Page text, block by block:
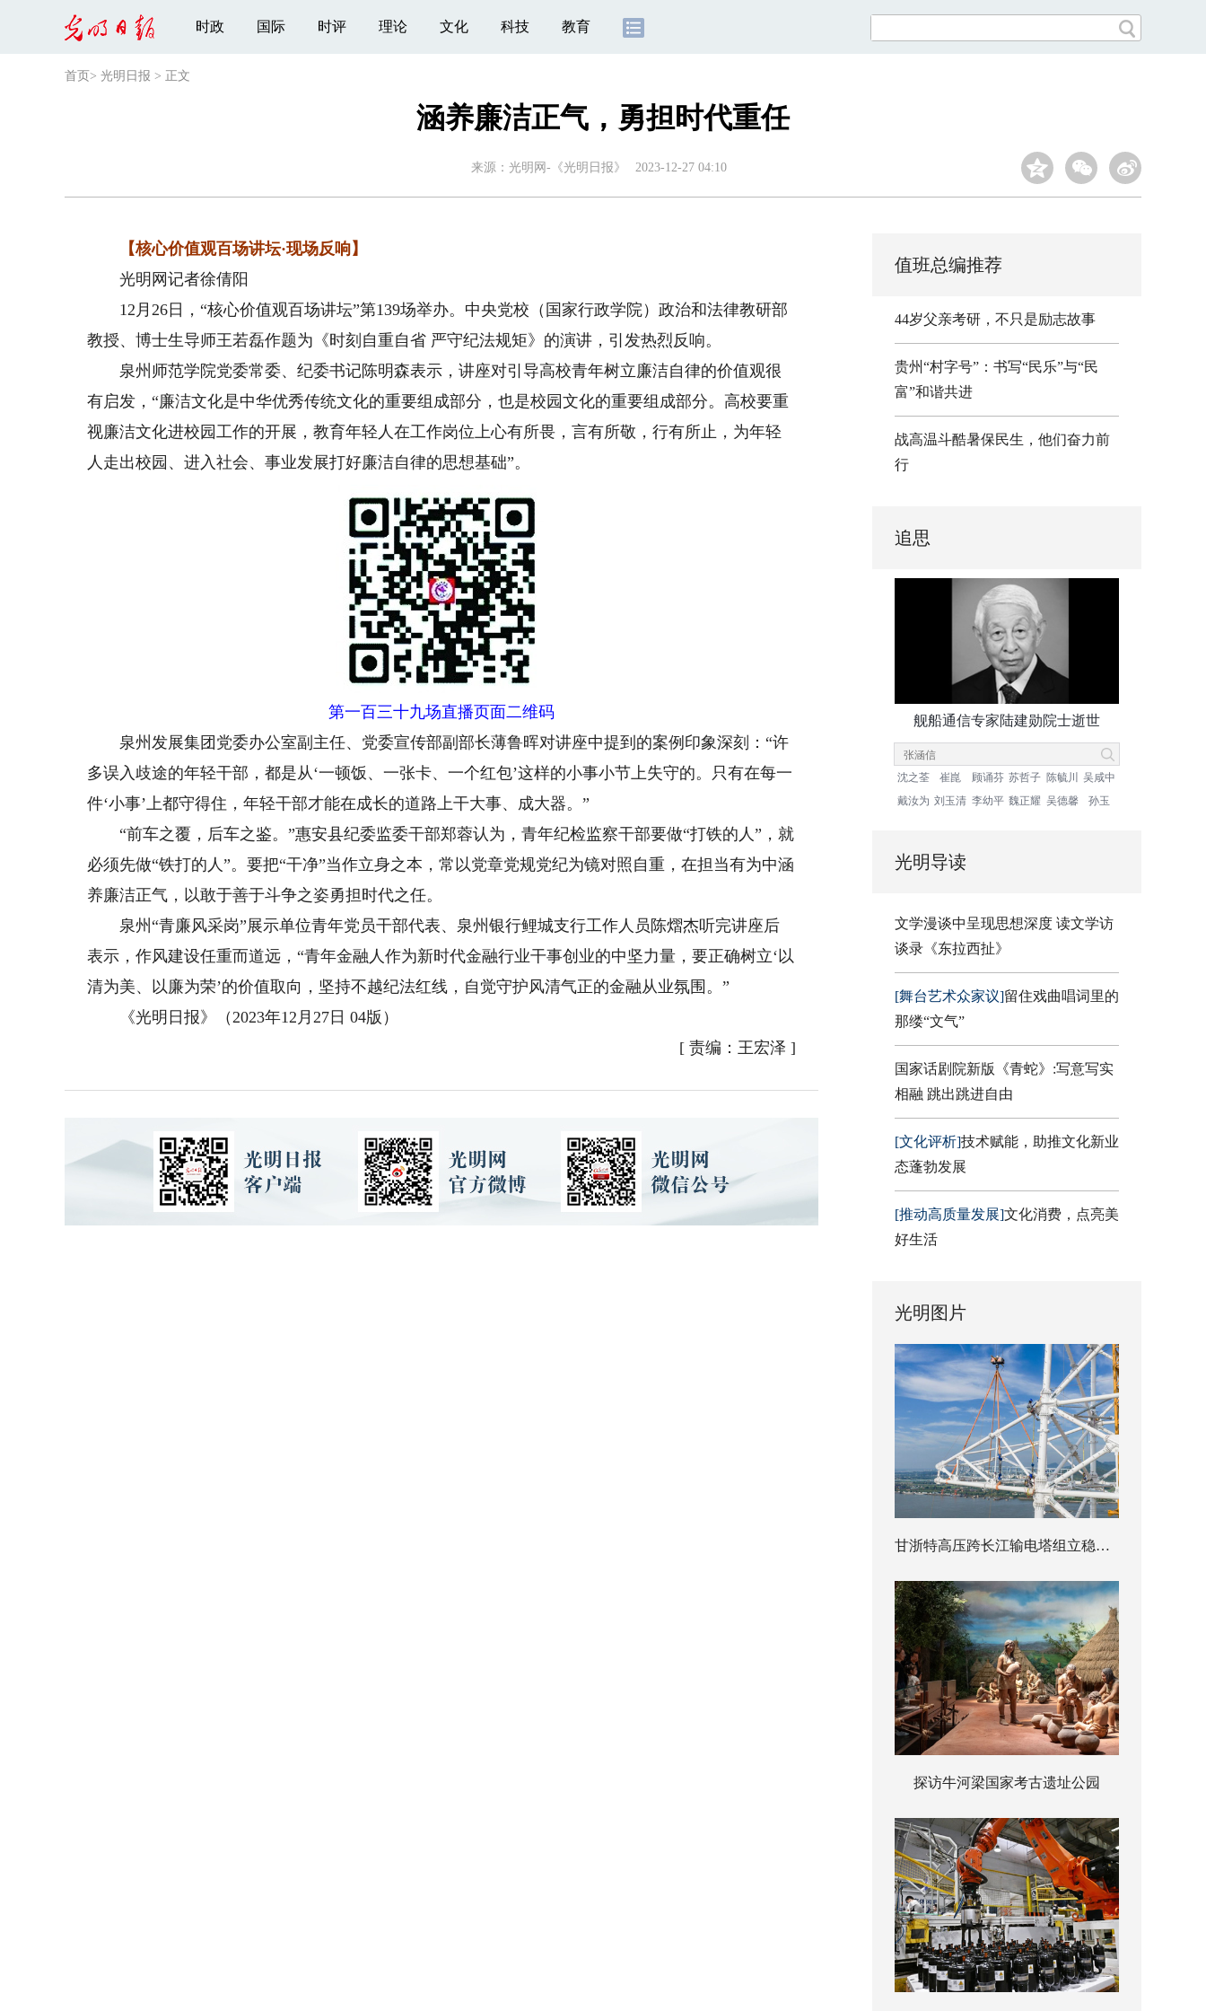
时政 国际 时评 理论 文化 科技 教育
首页 > 光明日报 > 正文
涵养廉洁正气，勇担时代重任
来源： 光明网-《光明日报》 2023-12-27 04:10
【核心价值观百场讲坛·现场反响】
光明网记者徐倩阳
12月26日，“核心价值观百场讲坛”第139场举办。中央党校（国家行政学院）政治和法律教研部
教授、博士生导师王若磊作题为《时刻自重自省 严守纪法规矩》的演讲，引发热烈反响。
泉州师范学院党委常委、纪委书记陈明森表示，讲座对引导高校青年树立廉洁自律的价值观很
有启发，“廉洁文化是中华优秀传统文化的重要组成部分，也是校园文化的重要组成部分。高校要重
视廉洁文化进校园工作的开展，教育年轻人在工作岗位上心有所畏，言有所敬，行有所止，为年轻
人走出校园、进入社会、事业发展打好廉洁自律的思想基础”。
第一百三十九场直播页面二维码
泉州发展集团党委办公室副主任、党委宣传部副部长薄鲁晖对讲座中提到的案例印象深刻：“许
多误入歧途的年轻干部，都是从‘一顿饭、一张卡、一个红包’这样的小事小节上失守的。只有在每一
件‘小事’上都守得住，年轻干部才能在成长的道路上干大事、成大器。”
“前车之覆，后车之鉴。”惠安县纪委监委干部郑蓉认为，青年纪检监察干部要做“打铁的人”，就
必须先做“铁打的人”。要把“干净”当作立身之本，常以党章党规党纪为镜对照自重，在担当有为中涵
养廉洁正气，以敢于善于斗争之姿勇担时代之任。
泉州“青廉风采岗”展示单位青年党员干部代表、泉州银行鲤城支行工作人员陈熠杰听完讲座后
表示，作风建设任重而道远，“青年金融人作为新时代金融行业干事创业的中坚力量，要正确树立‘以
清为美、以廉为荣’的价值取向，坚持不越纪法红线，自觉守护风清气正的金融从业氛围。”
《光明日报》（2023年12月27日 04版）
[ 责编：王宏泽 ]
值班总编推荐
44岁父亲考研，不只是励志故事
贵州“村字号”：书写“民乐”与“民
富”和谐共进
战高温斗酷暑保民生，他们奋力前
行
追思
舰船通信专家陆建勋院士逝世
沈之荃 崔崑 顾诵芬 苏哲子 陈毓川
吴咸中
戴汝为 刘玉清 李幼平 魏正耀 吴德馨 孙玉
光明导读
文学漫谈中呈现思想深度 读文学访
谈录《东拉西扯》
[舞台艺术众家议]留住戏曲唱词里的
那缕“文气”
国家话剧院新版《青蛇》:写意写实
相融 跳出跳进自由
[文化评析]技术赋能，助推文化新业
态蓬勃发展
[推动高质量发展]文化消费，点亮美
好生活
光明图片
甘浙特高压跨长江输电塔组立稳步推进
探访牛河梁国家考古遗址公园